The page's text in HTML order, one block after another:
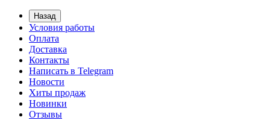
Назад
Условия работы
Оплата
Доставка
Контакты
Написать в Telegram
Новости
Хиты продаж
Новинки
Отзывы